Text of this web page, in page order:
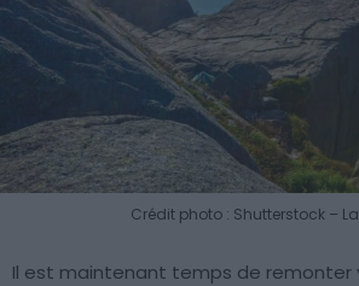
Crédit photo : Shutterstock –
Il est maintenant temps de remonter